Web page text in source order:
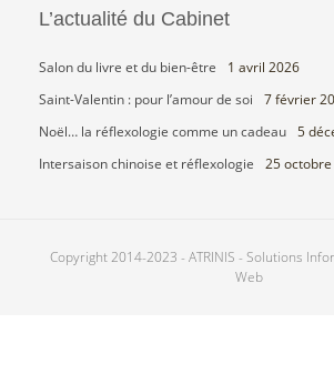
L’actualité du Cabinet
Salon du livre et du bien-être
1 avril 2026
Saint-Valentin : pour l’amour de soi
7 février
Noël… la réflexologie comme un cadeau 5
Intersaison chinoise et réflexologie
25
Copyright 2014-2023 - ATRINIS - Solutions
Web